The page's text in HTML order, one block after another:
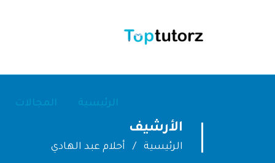
الرئيسية المجالات
الأرشيف
الرئيسية أحلام عبد الهادي